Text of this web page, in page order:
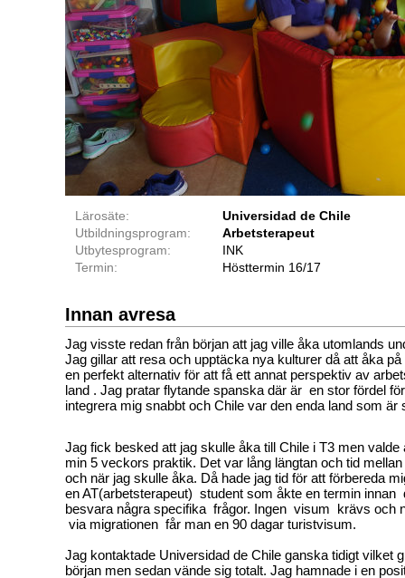
Lärosäte:
Universidad de Chile
Utbildningsprogram:
Arbetsterapeut
Utbytesprogram:
INK
Termin:
Hösttermin 16/17
Innan avresa
Jag visste redan från början att jag ville åka utomlands
Jag gillar att resa och upptäcka nya kulturer då att åka
en perfekt alternativ för att få ett annat perspektiv av
land . Jag pratar flytande spanska där är en stor fördel
integrera mig snabbt och Chile var den enda land som är
Jag fick besked att jag skulle åka till Chile i T3 men valde
min 5 veckors praktik. Det var lång längtan och tid
och när jag skulle åka. Då hade jag tid för att förbereda
en AT(arbetsterapeut) student som åkte en termin innan
besvara några specifika frågor. Ingen visum krävs och
via migrationen får man en 90 dagar turistvisum.
Jag kontaktade Universidad de Chile ganska tidigt vilket
början men sedan vände sig totalt. Jag hamnade i en